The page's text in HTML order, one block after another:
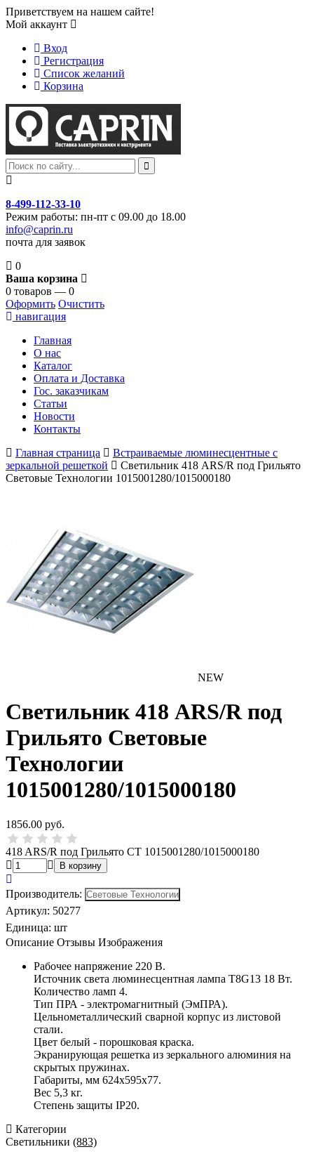
Приветствуем на нашем сайте!
Мой аккаунт
Вход
Регистрация
Список желаний
Корзина
8-499-112-33-10
Режим работы: пн-пт с 09.00 до 18.00
info@caprin.ru
почта для заявок
0
Ваша корзина
0 товаров — 0
Оформить Очистить
навигация
Главная
О нас
Каталог
Оплата и Доставка
Гос. заказчикам
Статьи
Новости
Контакты
Главная страница
Встраиваемые люминесцентные с
зеркальной решеткой
Светильник 418 ARS/R под Грильято
Световые Технологии 1015001280/1015000180
NEW
Светильник 418 ARS/R под
Грильято Световые
Технологии
1015001280/1015000180
1856.00 руб.
418 ARS/R под Грильято СТ 1015001280/1015000180
Производитель:
Артикул: 50277
Единица: шт
Описание Отзывы Изображения
Рабочее напряжение 220 В.
Источник света люминесцентная лампа Т8G13 18 Вт.
Количество ламп 4.
Тип ПРА - электромагнитный (ЭмПРА).
Цельнометаллический сварной корпус из листовой
стали.
Цвет белый - порошковая краска.
Экранирующая решетка из зеркального алюминия на
скрытых пружинах.
Габариты, мм 624х595х77.
Вес 5,3 кг.
Степень защиты IP20.
Категории
Светильники (883)